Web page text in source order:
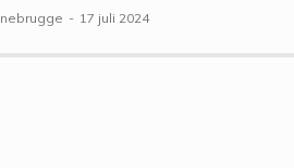
- 17 juli 2024